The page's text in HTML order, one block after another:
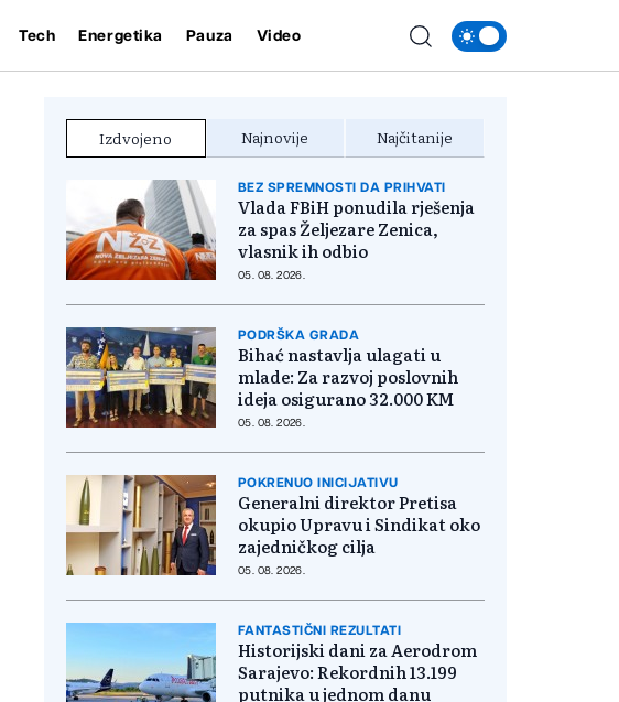
Tech Energetika Pauza Video
Izdvojeno Najnovije Najčitanije
BEZ SPREMNOSTI DA PRIHVATI
Vlada FBiH ponudila rješenja
za spas Željezare Zenica,
vlasnik ih odbio
05. 08. 2026.
PODRŠKA GRADA
Bihać nastavlja ulagati u
mlade: Za razvoj poslovnih
ideja osigurano 32.000 KM
05. 08. 2026.
POKRENUO INICIJATIVU
Generalni direktor Pretisa
okupio Upravu i Sindikat oko
zajedničkog cilja
05. 08. 2026.
FANTASTIČNI REZULTATI
Historijski dani za Aerodrom
Sarajevo: Rekordnih 13.199
putnika u jednom danu